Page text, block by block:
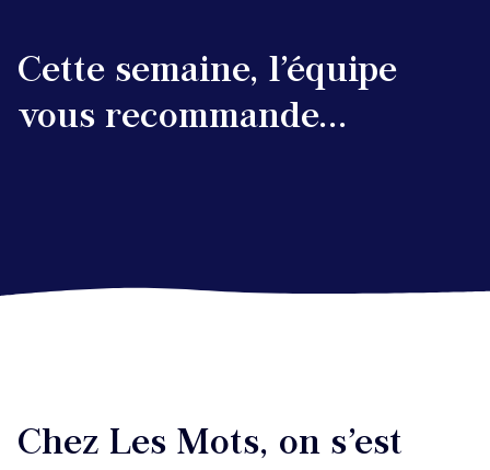
Cette semaine, l’équipe
vous recommande...
Chez Les Mots, on s’est